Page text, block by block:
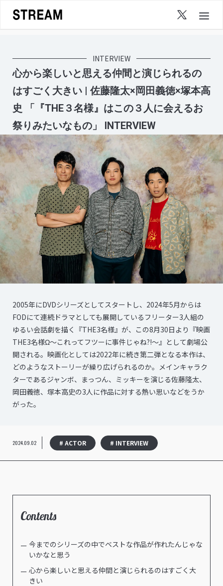
content
INTERVIEW
心から楽しいと思える仲間と演じられるの
はすごく大きい | 佐藤隆太×岡田義徳×塚本高
史 「『THE３名様』はこの３人に会えるお
祭りみたいなもの」 INTERVIEW
2005年にDVDシリーズとしてスタートし、2024年5月からは
FODにて連続ドラマとしても展開しているフリーター3人組の
ゆるい会話劇を描く『THE3名様』が、この8月30日より『映画
THE3名様Ω～これってフツーに事件じゃね?!～』として劇場公
開される。映画化としては2022年に続き第二弾となる本作は、
どのようなストーリーが繰り広げられるのか。メインキャラク
ターであるジャンボ、まっつん、ミッキーを演じる佐藤隆太、
岡田義徳、塚本高史の3人に作品に対する熱い思いなどをうか
がった。
2024.09.02 # ACTOR # INTERVIEW
Contents
今までのシリーズの中でベストな作品が作れたんじゃな
いかなと思う
心から楽しいと思える仲間と演じられるのはすごく大
きい